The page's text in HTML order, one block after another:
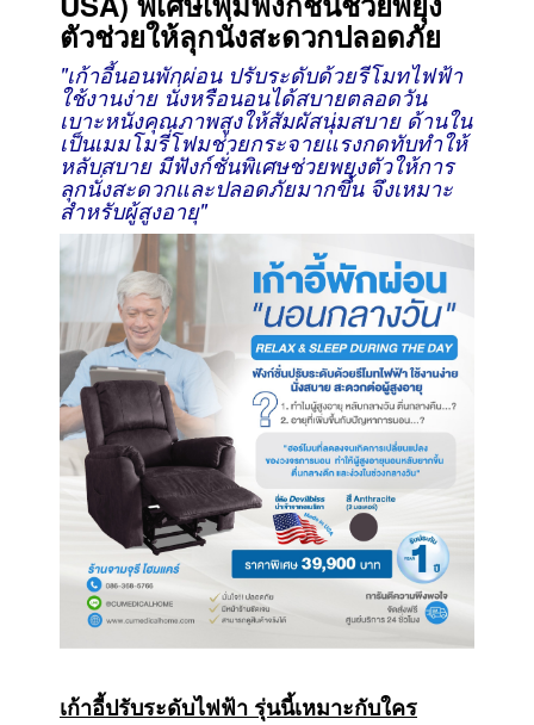
ตัวช่วยให้ลุกนั่งสะดวกปลอดภัย
"เก้าอี้นอนพักผ่อน ปรับระดับด้วยรีโมทไฟฟ้า
ใช้งานง่าย นั่งหรือนอนได้สบายตลอดวัน
เบาะหนังคุณภาพสูงให้สัมผัสนุ่มสบาย ด้านใน
เป็นเมมโมรี่โฟมช่วยกระจายแรงกดทับทำให้
หลับสบาย มีฟังก์ชั่นพิเศษช่วยพยุงตัวให้การ
ลุกนั่งสะดวกและปลอดภัยมากขึ้น จึงเหมาะ
สำหรับผู้สูงอายุ"
เก้าอี้ปรับระดับไฟฟ้า รุ่นนี้เหมาะกับใคร